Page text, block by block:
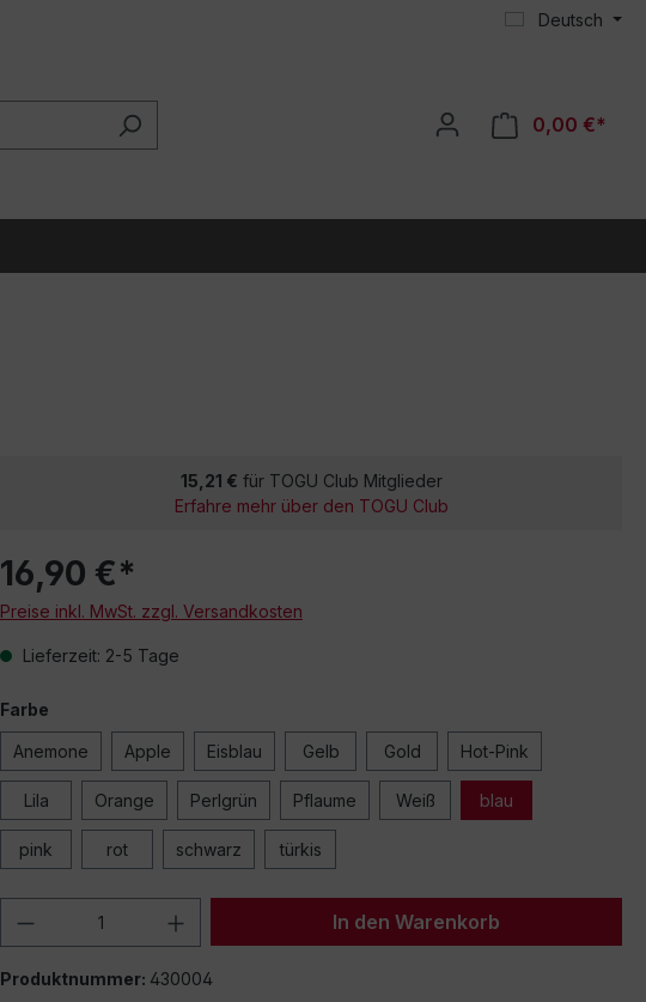
Deutsch
0,00 €*
15,21 € für TOGU Club Mitglieder
Erfahre mehr über den TOGU Club
16,90 €*
Preise inkl. MwSt. zzgl. Versandkosten
Lieferzeit: 2-5 Tage
Farbe
Anemone Apple Eisblau Gelb Gold Hot-Pink
Lila Orange Perlgrün Pflaume Weiß blau
pink rot schwarz türkis
Produkt Anzahl: Gib den gewünschten Wert
In den Warenkorb
Produktnummer: 430004